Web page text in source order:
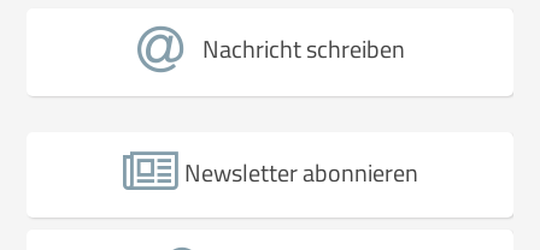
Nachricht schreiben
Newsletter abonnieren